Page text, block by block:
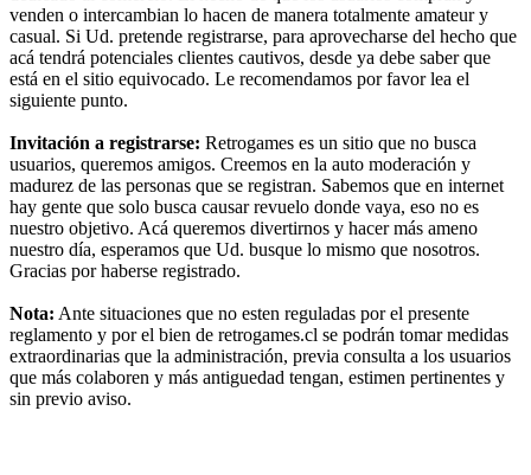
venden o intercambian lo hacen de manera totalmente amateur y
casual. Si Ud. pretende registrarse, para aprovecharse del hecho que
acá tendrá potenciales clientes cautivos, desde ya debe saber que
está en el sitio equivocado. Le recomendamos por favor lea el
siguiente punto.
Invitación a registrarse: Retrogames es un sitio que no busca
usuarios, queremos amigos. Creemos en la auto moderación y
madurez de las personas que se registran. Sabemos que en internet
hay gente que solo busca causar revuelo donde vaya, eso no es
nuestro objetivo. Acá queremos divertirnos y hacer más ameno
nuestro día, esperamos que Ud. busque lo mismo que nosotros.
Gracias por haberse registrado.
Nota: Ante situaciones que no esten reguladas por el presente
reglamento y por el bien de retrogames.cl se podrán tomar medidas
extraordinarias que la administración, previa consulta a los usuarios
que más colaboren y más antiguedad tengan, estimen pertinentes y
sin previo aviso.